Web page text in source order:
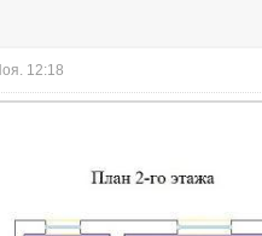
12:18